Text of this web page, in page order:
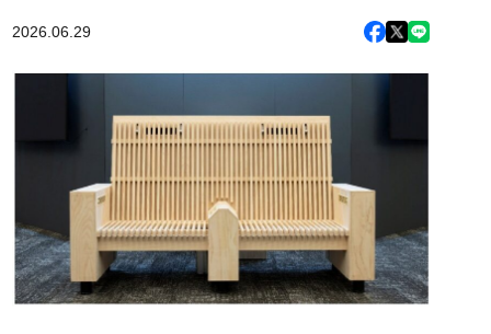
2026.06.29